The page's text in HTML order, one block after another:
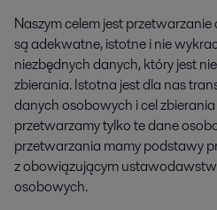
Naszym celem jest
są adekwatne, istotne i nie
niezbędnych danych, który jest
zbierania. Istotna jest dla nas
danych osobowych i cel
przetwarzamy tylko te dane
przetwarzania mamy podstawy
z obowiązującym
osobowych.